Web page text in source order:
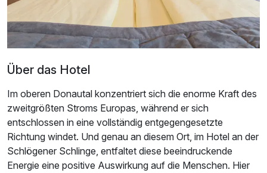
Ausstattung
Über das Hotel
Im oberen Donautal konzentriert sich die enorme Kraft des
zweitgrößten Stroms Europas, während er sich
entschlossen in eine vollständig entgegengesetzte
Richtung windet. Und genau an diesem Ort, im Hotel an der
Schlögener Schlinge, entfaltet diese beeindruckende
Energie eine positive Auswirkung auf die Menschen. Hier